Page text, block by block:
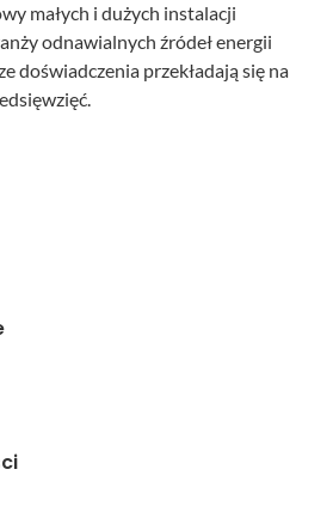
małych i dużych instalacji
odnawialnych źródeł energii
doświadczenia przekładają się na